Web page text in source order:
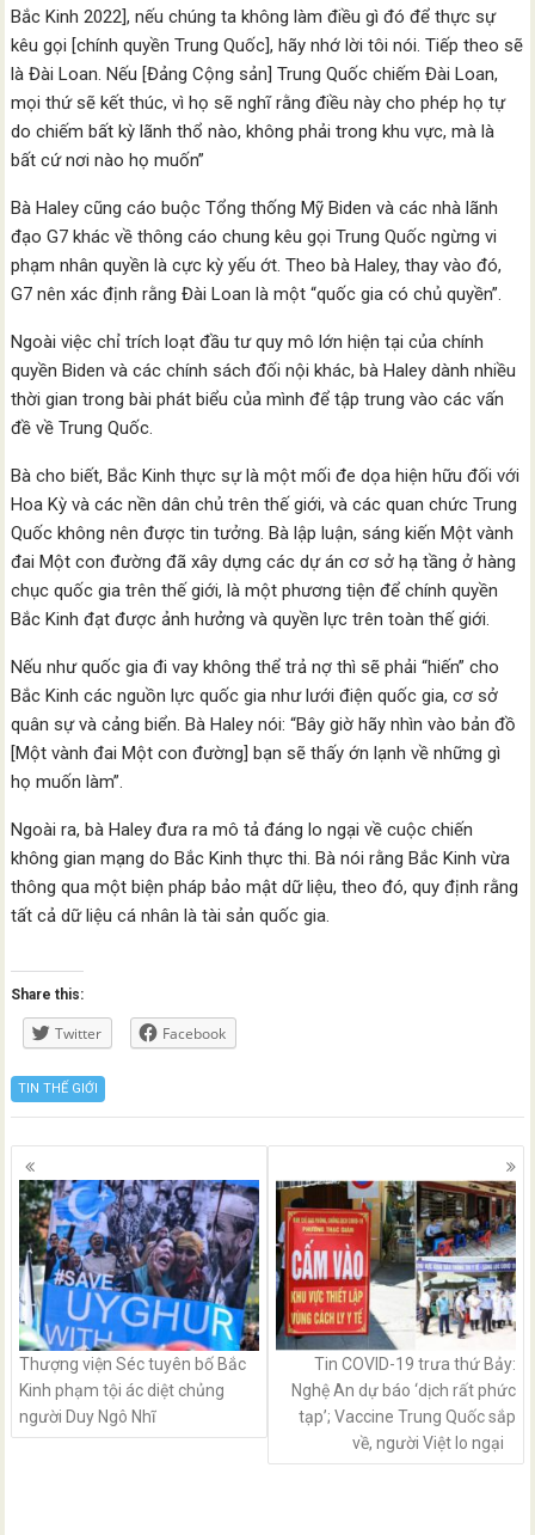
Bắc Kinh 2022], nếu chúng ta không làm điều gì đó để thực sự
kêu gọi [chính quyền Trung Quốc], hãy nhớ lời tôi nói. Tiếp theo sẽ
là Đài Loan. Nếu [Đảng Cộng sản] Trung Quốc chiếm Đài Loan,
mọi thứ sẽ kết thúc, vì họ sẽ nghĩ rằng điều này cho phép họ tự
do chiếm bất kỳ lãnh thổ nào, không phải trong khu vực, mà là
bất cứ nơi nào họ muốn”
Bà Haley cũng cáo buộc Tổng thống Mỹ Biden và các nhà lãnh
đạo G7 khác về thông cáo chung kêu gọi Trung Quốc ngừng vi
phạm nhân quyền là cực kỳ yếu ớt. Theo bà Haley, thay vào đó,
G7 nên xác định rằng Đài Loan là một “quốc gia có chủ quyền”.
Ngoài việc chỉ trích loạt đầu tư quy mô lớn hiện tại của chính
quyền Biden và các chính sách đối nội khác, bà Haley dành nhiều
thời gian trong bài phát biểu của mình để tập trung vào các vấn
đề về Trung Quốc.
Bà cho biết, Bắc Kinh thực sự là một mối đe dọa hiện hữu đối với
Hoa Kỳ và các nền dân chủ trên thế giới, và các quan chức Trung
Quốc không nên được tin tưởng. Bà lập luận, sáng kiến Một vành
đai Một con đường đã xây dựng các dự án cơ sở hạ tầng ở hàng
chục quốc gia trên thế giới, là một phương tiện để chính quyền
Bắc Kinh đạt được ảnh hưởng và quyền lực trên toàn thế giới.
Nếu như quốc gia đi vay không thể trả nợ thì sẽ phải “hiến” cho
Bắc Kinh các nguồn lực quốc gia như lưới điện quốc gia, cơ sở
quân sự và cảng biển. Bà Haley nói: “Bây giờ hãy nhìn vào bản đồ
[Một vành đai Một con đường] bạn sẽ thấy ớn lạnh về những gì
họ muốn làm”.
Ngoài ra, bà Haley đưa ra mô tả đáng lo ngại về cuộc chiến
không gian mạng do Bắc Kinh thực thi. Bà nói rằng Bắc Kinh vừa
thông qua một biện pháp bảo mật dữ liệu, theo đó, quy định rằng
tất cả dữ liệu cá nhân là tài sản quốc gia.
Share this:
Twitter Facebook
TIN THẾ GIỚI
Posts
navigation
Thượng viện Séc tuyên bố Bắc
Kinh phạm tội ác diệt chủng
người Duy Ngô Nhĩ
Tin COVID-19 trưa thứ Bảy:
Nghệ An dự báo ‘dịch rất phức
tạp’; Vaccine Trung Quốc sắp
về, người Việt lo ngại